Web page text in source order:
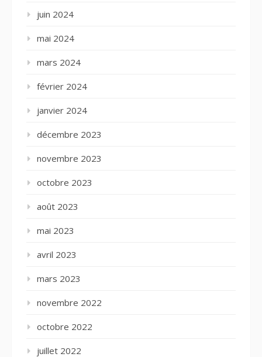
juin 2024
mai 2024
mars 2024
février 2024
janvier 2024
décembre 2023
novembre 2023
octobre 2023
août 2023
mai 2023
avril 2023
mars 2023
novembre 2022
octobre 2022
juillet 2022